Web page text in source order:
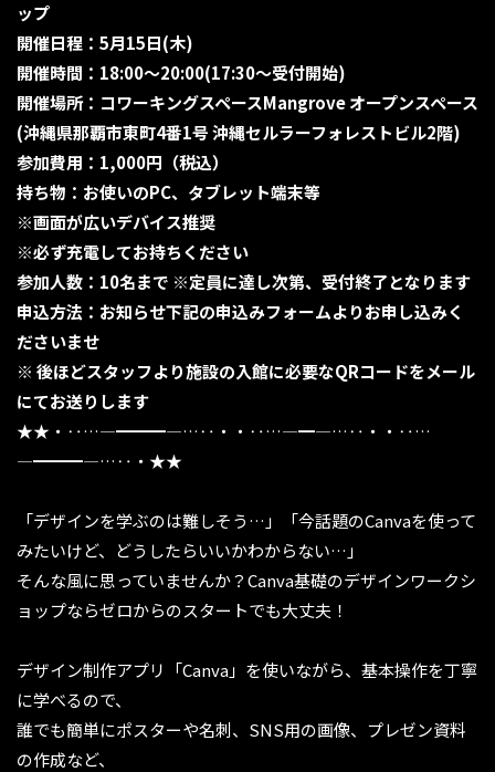
ップ
開催日程：5月15日(木)
開催時間：18:00〜20:00(17:30〜受付開始)
開催場所：コワーキングスペースMangrove オープンスペース
(沖縄県那覇市東町4番1号 沖縄セルラーフォレストビル2階)
参加費用：1,000円（税込）
持ち物：お使いのPC、タブレット端末等
※画面が広いデバイス推奨
※必ず充電してお持ちください
参加人数：10名まで ※定員に達し次第、受付終了となります
申込方法：お知らせ下記の申込みフォームよりお申し込みく
ださいませ
※ 後ほどスタッフより施設の入館に必要なQRコードをメール
にてお送りします
★★・‥…―━━━―…‥・・‥…―━―…‥・・‥…
―━━━―…‥・★★
「デザインを学ぶのは難しそう…」「今話題のCanvaを使って
みたいけど、どうしたらいいかわからない…」
そんな風に思っていませんか？Canva基礎のデザインワークシ
ョップならゼロからのスタートでも大丈夫！
デザイン制作アプリ「Canva」を使いながら、基本操作を丁寧
に学べるので、
誰でも簡単にポスターや名刺、SNS用の画像、プレゼン資料
の作成など、